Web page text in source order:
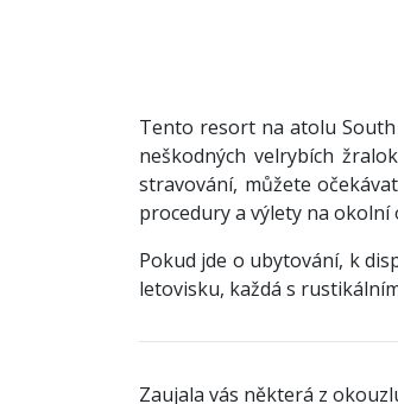
Tento resort na atolu
neškodných velrybích
stravování, můžete
procedury a výlety na okolní
Pokud jde o ubytování, k
letovisku, každá s
Zaujala vás některá z